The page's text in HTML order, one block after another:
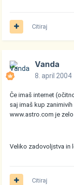
Citiraj
Vanda
8. april 2004
Če imaš internet
saj imaš kup
www.astro.com je
Veliko zadovoljstva in
Citiraj